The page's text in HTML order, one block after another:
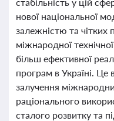
нової національної
залежністю та
міжнародної
більш ефективної
програм в Україні. Це
залучення
раціонального
сталого розвитку та